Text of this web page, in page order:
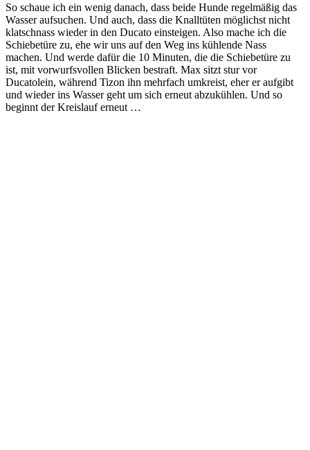
So schaue ich ein wenig danach, dass beide Hunde regelmäßig das
Wasser aufsuchen. Und auch, dass die Knalltüten möglichst nicht
klatschnass wieder in den Ducato einsteigen. Also mache ich die
Schiebetüre zu, ehe wir uns auf den Weg ins kühlende Nass
machen. Und werde dafür die 10 Minuten, die die Schiebetüre zu
ist, mit vorwurfsvollen Blicken bestraft. Max sitzt stur vor
Ducatolein, während Tizon ihn mehrfach umkreist, eher er aufgibt
und wieder ins Wasser geht um sich erneut abzukühlen. Und so
beginnt der Kreislauf erneut …